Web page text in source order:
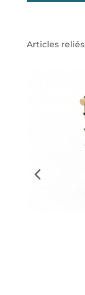
Articles reliés